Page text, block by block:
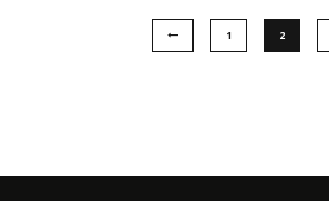
1 2